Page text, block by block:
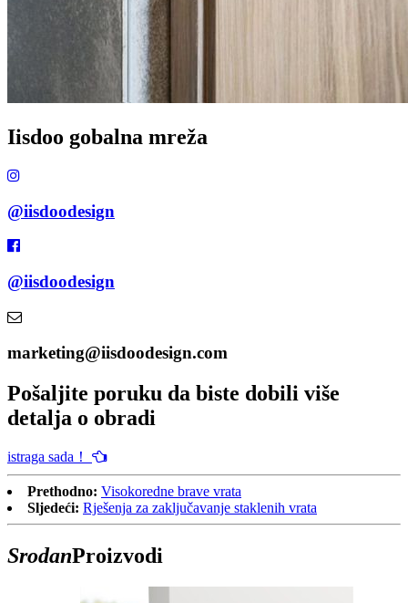
Iisdoo gobalna mreža
@iisdoodesign
@iisdoodesign
marketing@iisdoodesign.com
Pošaljite poruku da biste dobili više
detalja o obradi
istraga sada！
Prethodno: Visokoredne brave vrata
Sljedeći: Rješenja za zaključavanje staklenih vrata
SrodanProizvodi